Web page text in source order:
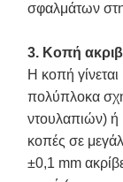
σφαλμάτων
3. Κοπή
Η κοπή
πολύπλοκα
ντουλαπιών) ή
κοπές σε
±0,1 mm